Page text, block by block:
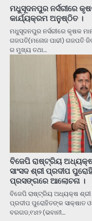
ମଧୁସୂଦନପୁର ନର୍ସରୀରେ
କାର୍ଯ୍ୟକ୍ରମ ଅନୁଷ୍ଠିତ ।
ମଧୁସୂଦନପୁର ନର୍ସରୀରେ କୃଷକ
ଗଜପତି(ମନୋଜ ପାଢୀ) ଗଜପତି
ର ମୁଖ୍ୟ ତଥା…
ବିଜେପି ରାଷ୍ଟ୍ରିୟ
ସାଂସଦ ଶ୍ରୀ ପ୍ରଦୀପ
ପ୍ରସଙ୍ଗରେ ଆଲୋଚନା ।
ବିଜେପି ରାଷ୍ଟ୍ରିୟ ଅଧ୍ୟକ୍ଷ ଶ୍ରୀ
ପ୍ରଦୀପ ପୁରୋହିତଙ୍କ ସାକ୍ଷାତ
ବରଗଡ,୧୪୲୨ (ଭବାନୀ…